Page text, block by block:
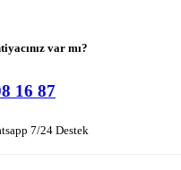
var mı?
16 87
7/24 Destek